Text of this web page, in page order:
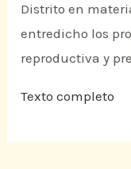
Distrito en
entredicho los
reproductiva y
Texto completo